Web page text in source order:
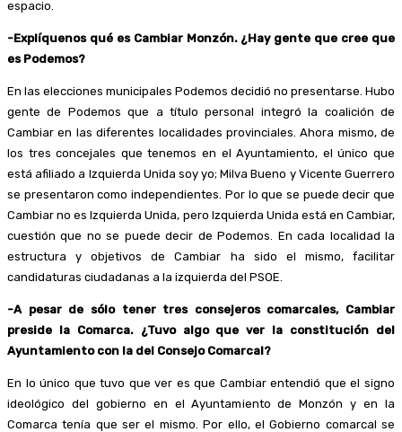
espacio.
-Explíquenos qué es Cambiar Monzón. ¿Hay gente que cree que
es Podemos?
En las elecciones municipales Podemos decidió no presentarse. Hubo
gente de Podemos que a título personal integró la coalición de
Cambiar en las diferentes localidades provinciales. Ahora mismo, de
los tres concejales que tenemos en el Ayuntamiento, el único que
está afiliado a Izquierda Unida soy yo; Milva Bueno y Vicente Guerrero
se presentaron como independientes. Por lo que se puede decir que
Cambiar no es Izquierda Unida, pero Izquierda Unida está en Cambiar,
cuestión que no se puede decir de Podemos. En cada localidad la
estructura y objetivos de Cambiar ha sido el mismo, facilitar
candidaturas ciudadanas a la izquierda del PSOE.
-A pesar de sólo tener tres consejeros comarcales, Cambiar
preside la Comarca. ¿Tuvo algo que ver la constitución del
Ayuntamiento con la del Consejo Comarcal?
En lo único que tuvo que ver es que Cambiar entendió que el signo
ideológico del gobierno en el Ayuntamiento de Monzón y en la
Comarca tenía que ser el mismo. Por ello, el Gobierno comarcal se